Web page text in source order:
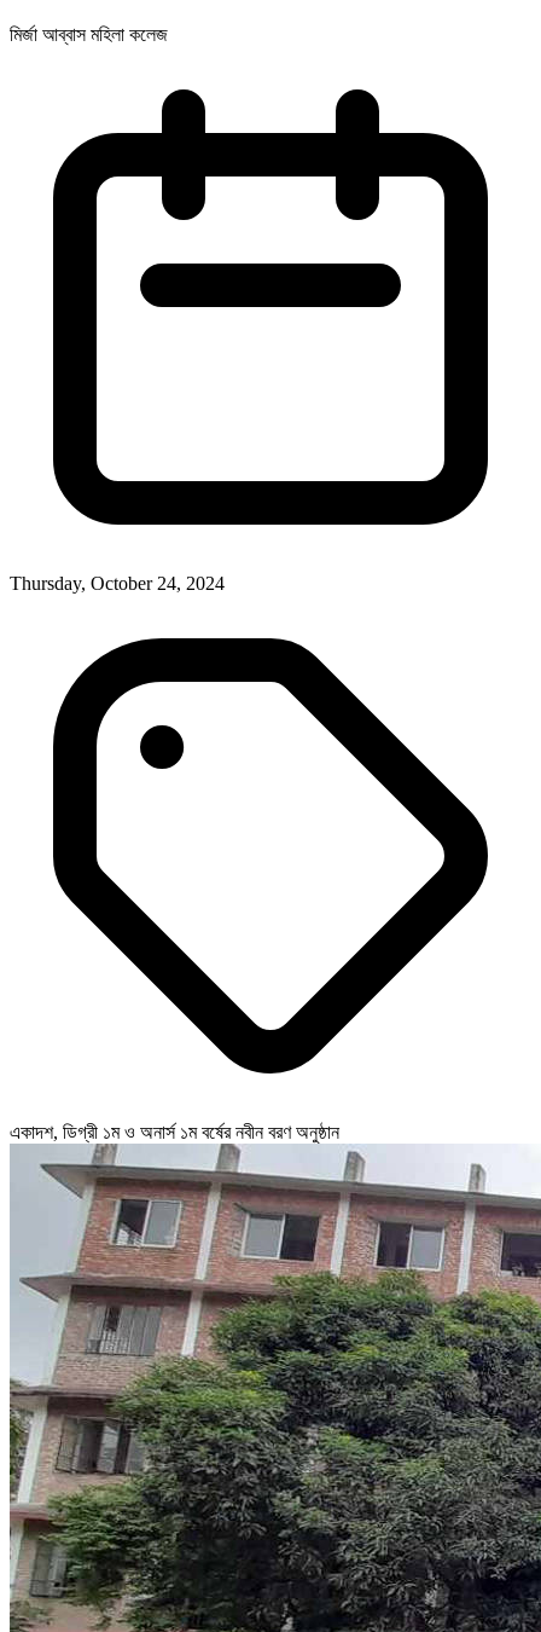
মির্জা আব্বাস মহিলা কলেজ
Thursday, October 24, 2024
একাদশ, ডিগ্রী ১ম ও অনার্স ১ম বর্ষের নবীন বরণ অনুষ্ঠান